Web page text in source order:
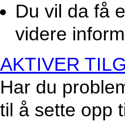
Du vil da få
videre
AKTIVER
Har du
til å sette opp